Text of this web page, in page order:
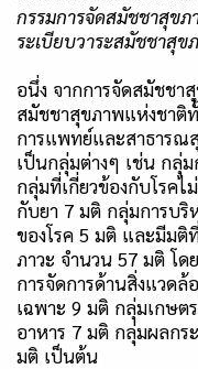
กรรมการจัดสมัชชาสุขภ
ระเบียบวาระสมัชชาสุข
อนึ่ง จากการจัดสมัชชา
สมัชชาสุขภาพแห่งชาติ
การแพทย์และสาธารณ
เป็นกลุ่มต่างๆ เช่น กลุ่
กลุ่มที่เกี่ยวข้องกับโรคไ
กับยา 7 มติ กลุ่มการบริ
ของโรค 5 มติ และมีมติ
ภาวะ จำนวน 57 มติ โด
การจัดการด้านสิ่งแวดล้
เฉพาะ 9 มติ กลุ่มเกษต
อาหาร 7 มติ กลุ่มผลกร
มติ เป็นต้น